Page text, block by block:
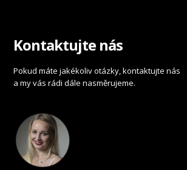
Kontaktujte nás
Pokud máte jakékoliv otázky, kontaktujte nás
a my vás rádi dále nasměrujeme.